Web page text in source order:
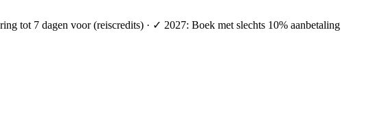
tot 7 dagen voor (reiscredits) · ✓ 2027: Boek met slechts 10% aanbetaling